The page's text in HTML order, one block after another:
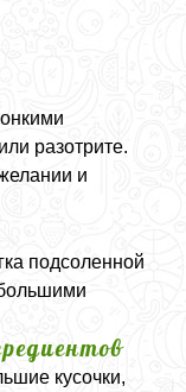
разотрите.
и
подсоленной
кусочки,